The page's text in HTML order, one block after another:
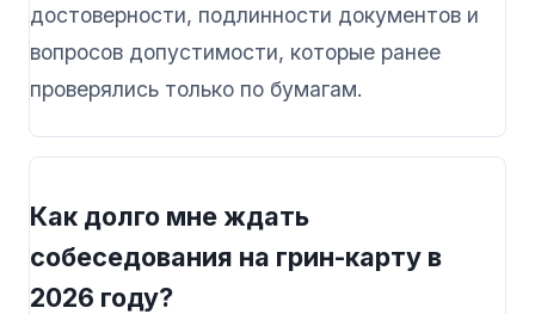
достоверности, подлинности документов и
вопросов допустимости, которые ранее
проверялись только по бумагам.
Как долго мне ждать
собеседования на грин-карту в
2026 году?